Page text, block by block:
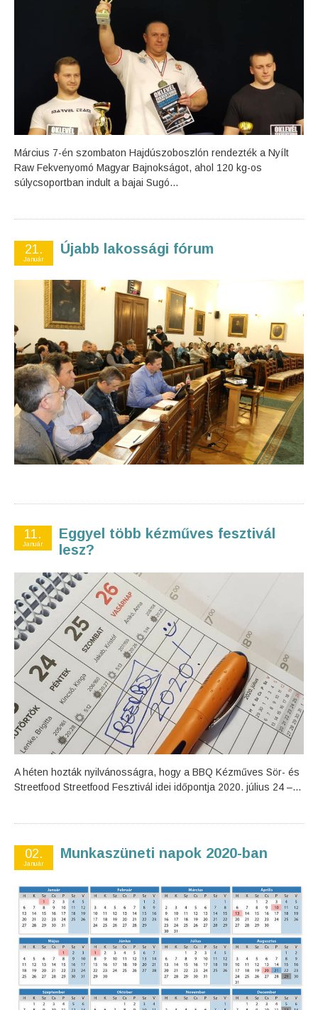
Március 7-én szombaton Hajdúszoboszlón rendezték a Nyílt
Raw Fekvenyomó Magyar Bajnokságot, ahol 120 kg-os
súlycsoportban indult a bajai Sugó...
21.
Január
Újabb lakossági fórum
11.
Január
Eggyel több kézműves fesztivál
lesz?
A héten hozták nyilvánosságra, hogy a BBQ Kézműves Sör- és
Streetfood Streetfood Fesztivál idei időpontja 2020. július 24 –...
02.
Január
Munkaszüneti napok 2020-ban